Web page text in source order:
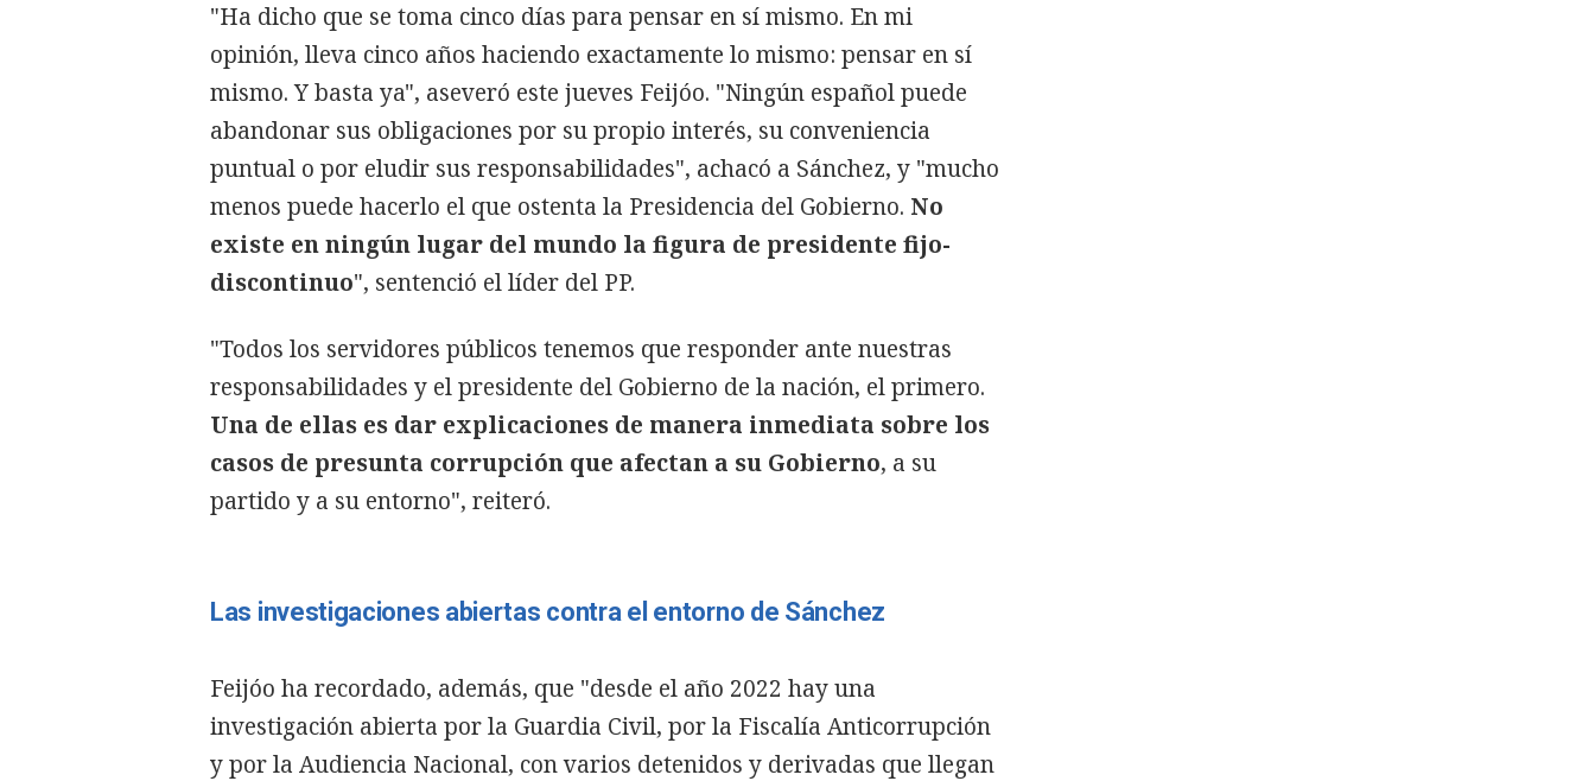
"Ha dicho que se toma cinco días para pensar en sí mismo. En mi
opinión, lleva cinco años haciendo exactamente lo mismo: pensar en sí
mismo. Y basta ya", aseveró este jueves Feijóo. "Ningún español puede
abandonar sus obligaciones por su propio interés, su conveniencia
puntual o por eludir sus responsabilidades", achacó a Sánchez, y "mucho
menos puede hacerlo el que ostenta la Presidencia del Gobierno. No
existe en ningún lugar del mundo la figura de presidente fijo-
discontinuo", sentenció el líder del PP.
"Todos los servidores públicos tenemos que responder ante nuestras
responsabilidades y el presidente del Gobierno de la nación, el primero.
Una de ellas es dar explicaciones de manera inmediata sobre los
casos de presunta corrupción que afectan a su Gobierno, a su
partido y a su entorno", reiteró.
Las investigaciones abiertas contra el entorno de Sánchez
Feijóo ha recordado, además, que "desde el año 2022 hay una
investigación abierta por la Guardia Civil, por la Fiscalía Anticorrupción
y por la Audiencia Nacional, con varios detenidos y derivadas que llegan